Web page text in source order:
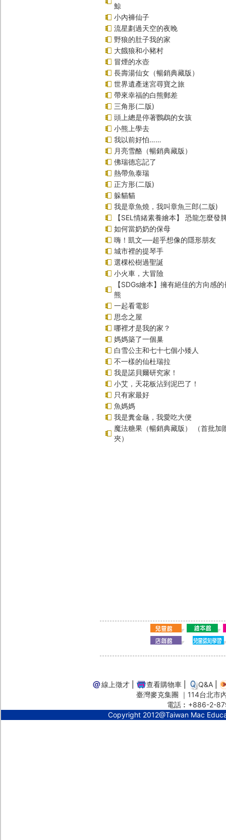
鯨
小內褲仙子
流星劃過天空的夜晚
野狼的肚子我的家
大餓狼和小豬村
冒煙的水壺
長壽湯仙女（暢銷典藏版）
世界遺產迷宮尋寶之旅
帶來幸福的白熊郵差
三角形(二版)
頭上總是停著鸚鵡的女孩
小熊上學去
我以前好怕……
月亮雪酪（暢銷典藏版）
佛瑞德忘記了
熱帶魚泰瑞
正方形(二版)
躲貓貓
我是章魚燒，我叫章魚三郎(二版)
【SEL情緒素養繪本】 恐龍怎麼發
如何當奶奶的保母
嗨！凱文──超乎想像的隱形朋友
城市裡的提琴手
選棵松樹過聖誕
小火車，大冒險
【SDGs繪本】擁有絕佳的方向感
熊
一起看電影
思念之屋
哪裡才是我的家？
媽媽築了一個巢
白雪公主和七十七個小矮人
不一樣的仙杜瑞拉
我是諾貝爾研究家！
小艾，天花板沾到泥巴了！
只有家最好
魚媽媽
我是糞金龜，我愛吃大便
魔法糖果（暢銷典藏版） （首批加
夾）
線上徵才 查看購物車 Q&A
臺灣麥克集團 ｜114台北
電話︰+886-2-
Copyright 2012@Taiwan Mac